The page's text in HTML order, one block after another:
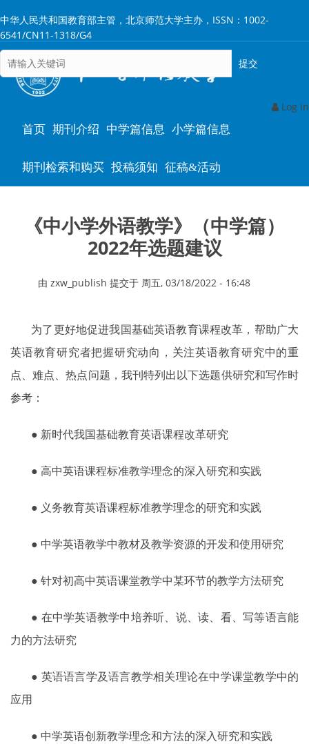
转
到
主
要
中华人民共和国教育部主管，北京师范大学主办，ISSN：1002-
6541/CN11-1318/G4
Log in
Main
navigation
首页 期刊介绍 中学篇信息 小学篇信息
期刊检索和购买 投稿须知 征稿&活动
《中小学外语教学》（中学篇）
2022年选题建议
由 zxw_publish 提交于 周五, 03/18/2022 - 16:48
为了更好地促进我国基础英语教育课程改革，帮助广大
英语教育研究者把握研究动向，关注英语教育研究中的重
点、难点、热点问题，我刊特列出以下选题供研究和写作时
参考 ：
● 新时代我国基础教育英语课程改革研究
● 高中英语课程标准教学理念的深入研究和实践
● 义务教育英语课程标准教学理念的研究和实践
● 中学英语教学中教材及教学资源的开发和使用研究
● 针对初高中英语课堂教学中某环节的教学方法研究
● 在中学英语教学中培养听、 说、读、 看、写等语言能
力的方法研究
● 英语语言学及语言教学相关理论在中学课堂教学中的
应用
● 中学英语创新教学理念和方法的深入研究和实践